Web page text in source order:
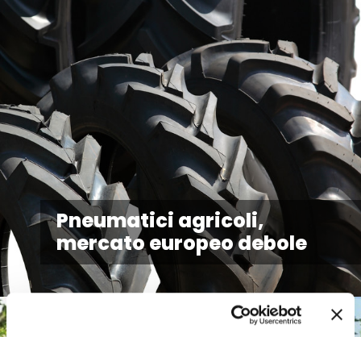
Pneumatici agricoli,
mercato europeo debole